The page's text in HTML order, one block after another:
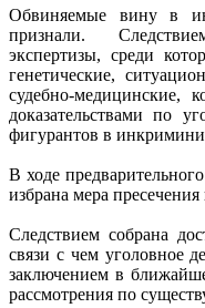
Обвиняемые вину в
признали.
экспертизы, среди
генетические,
судебно-медицинские,
доказательствами по
фигурантов в
В ходе
избрана мера
Следствием собрана
связи с чем уголовное
заключением в
рассмотрения по